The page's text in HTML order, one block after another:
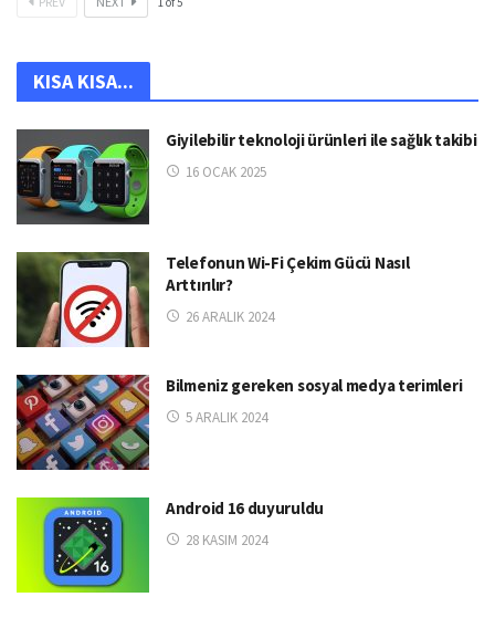
KISA KISA...
Giyilebilir teknoloji ürünleri ile sağlık takibi
16 OCAK 2025
Telefonun Wi-Fi Çekim Gücü Nasıl
Arttırılır?
26 ARALIK 2024
Bilmeniz gereken sosyal medya terimleri
5 ARALIK 2024
Android 16 duyuruldu
28 KASIM 2024